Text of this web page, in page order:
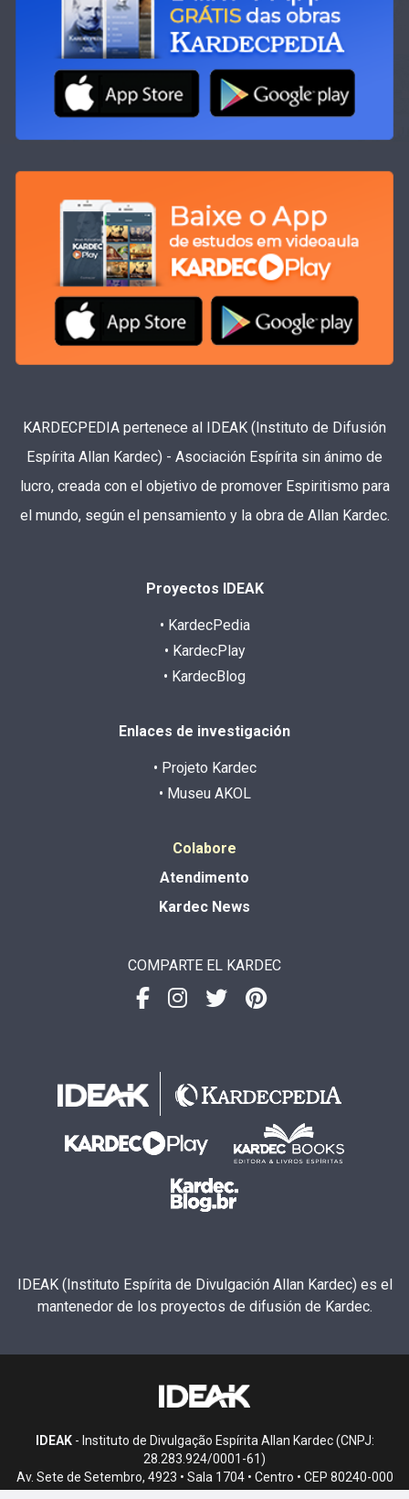
KARDECPEDIA pertenece al IDEAK (Instituto de Difusión
Espírita Allan Kardec) - Asociación Espírita sin ánimo de
lucro, creada con el objetivo de promover Espiritismo para
el mundo, según el pensamiento y la obra de Allan Kardec.
Proyectos IDEAK
• KardecPedia
• KardecPlay
• KardecBlog
Enlaces de investigación
• Projeto Kardec
• Museu AKOL
Colabore
Atendimento
Kardec News
COMPARTE EL KARDEC
IDEAK (Instituto Espírita de Divulgación Allan Kardec) es el
mantenedor de los proyectos de difusión de Kardec.
IDEAK- Instituto de Divulgação Espírita Allan Kardec (CNPJ:
28.283.924/0001-61)
Av. Sete de Setembro, 4923 • Sala 1704 • Centro • CEP 80240-000